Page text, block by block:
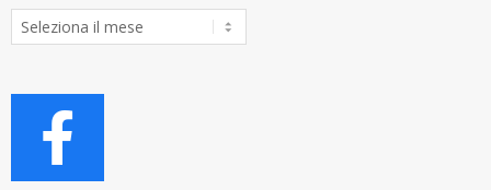
Archivio
Articoli